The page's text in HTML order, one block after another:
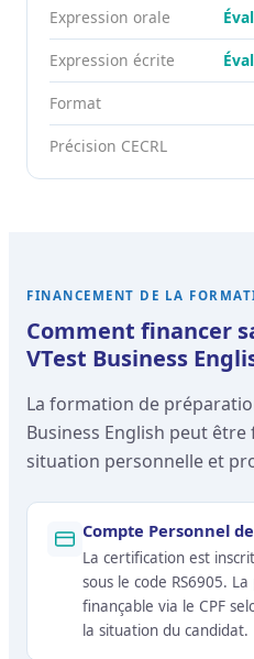
Expression orale
Expression écrite
Format
Précision CECRL
FINANCEMENT DE LA
Comment financer
VTest Business
La formation de
Business English peut être
situation personnelle et
Compte Personnel
La certification est
sous le code RS6905.
finançable via le CPF
la situation du candidat.